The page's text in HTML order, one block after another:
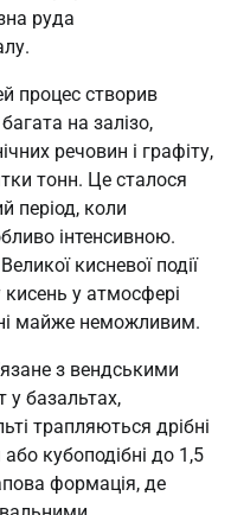
руда
процес створив
на залізо,
речовин і графіту,
тонн. Це сталося
період, коли
інтенсивною.
кисневої події
у атмосфері
майже неможливим.
з вендськими
у базальтах,
трапляються дрібні
кубоподібні до 1,5
формація, де